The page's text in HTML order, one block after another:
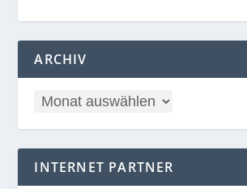
ARCHIV
INTERNET PARTNER